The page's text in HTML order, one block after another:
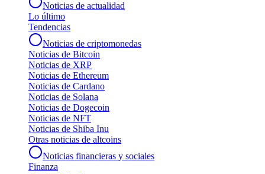
Noticias de actualidad
Lo último
Tendencias
Noticias de criptomonedas
Noticias de Bitcoin
Noticias de XRP
Noticias de Ethereum
Noticias de Cardano
Noticias de Solana
Noticias de Dogecoin
Noticias de NFT
Noticias de Shiba Inu
Otras noticias de altcoins
Noticias financieras y sociales
Finanza